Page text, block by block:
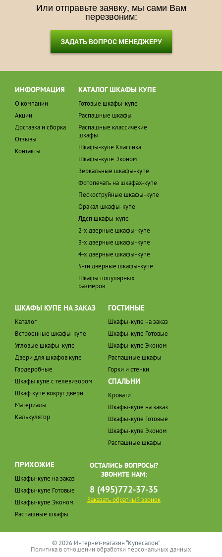
Или отправьте заявку, мы сами Вам
перезвоним:
ЗАДАТЬ ВОПРОС МЕНЕДЖЕРУ
ИНФОРМАЦИЯ
О компании
Акции
Доставка и сборка
Отзывы
Контакты
КАТАЛОГ ШКАФЫ КУПЕ
Готовые шкафы-купе
Распашные шкафы
Распашные классичекие
шкафы
Шкафы-купе Классика
Шкафы-купе Эконом
Зеркальные шкафы-купе
Фотопечать на шкафах-купе
Пескоструйные шкафы-купе
Оракал шкафы-купе
Лдсп шкафы-купе
2-х дверные шкафы-купе
3-х дверные шкафы-купе
4-х дверные шкафы-купе
5-ти дверные шкафы-купе
Шкафы популярных
размеров
ШКАФЫ КУПЕ НА ЗАКАЗ
Каталог
Встроенные шкафы-купе
Угловые шкафы-купе
Двери для шкафов купе
Гардеробные
Шкафы купе с телевизором
Шкаф купе вокруг двери
Материалы
Калькулятор
ГОСТИНЫЕ
Шкафы-купе на заказ
Шкафы-купе Готовые
Шкафы-купе Эконом
Распашные шкафы
Горки и стенки
СПАЛЬНИ
Кровати
Шкафы-купе на заказ
Шкафы-купе Готовые
Шкафы-купе Эконом
Распашные шкафы
ПРИХОЖИЕ
Шкафы-купе на заказ
Шкафы-купе Готовые
Шкафы-купе Эконом
Распашные шкафы
ОСТАЛИСЬ ВОПРОСЫ?
ЗВОНИТЕ НАМ:
8 (495)772-37-35
Заказать обратный звонок
© 2026 Интернет-магазин “Купесалон”
Политика в отношении обработки персональных данных